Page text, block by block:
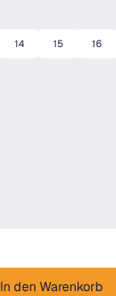
14 15 16
In den Warenkorb